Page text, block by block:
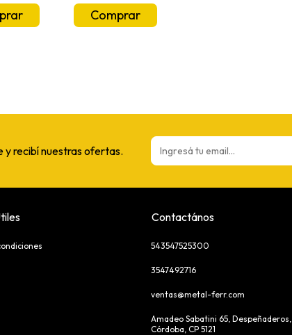
y recibí nuestras ofertas.
Contactános
543547525300
3547492716
ventas@metal-ferr.com
Amadeo Sabatini 65, Despeñaderos,
Córdoba, CP 5121